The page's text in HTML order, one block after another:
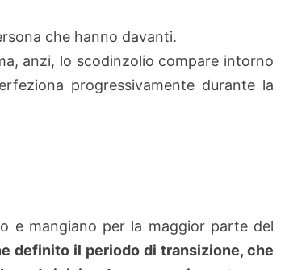
che hanno davanti.
anzi, lo scodinzolio compare intorno
progressivamente durante la
e mangiano per la maggior parte del
definito il periodo di transizione, che